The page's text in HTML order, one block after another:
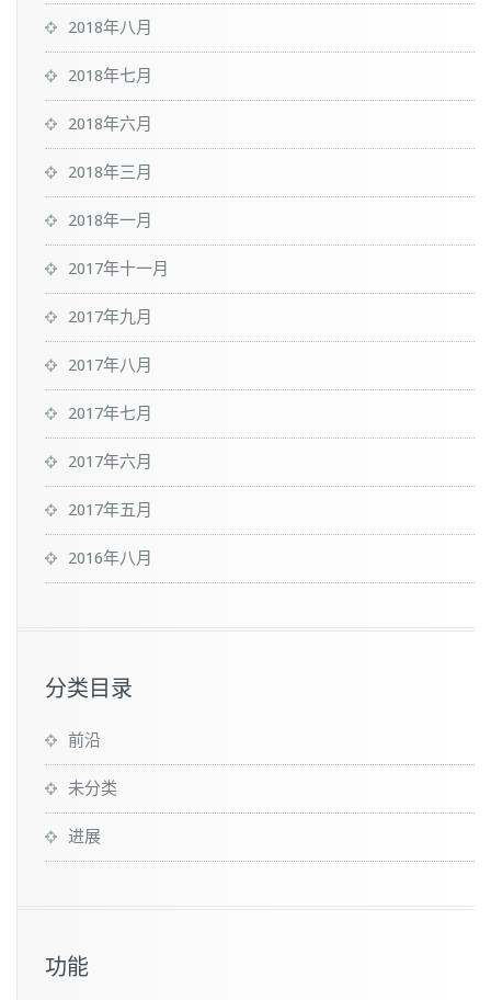
2018年八月
2018年七月
2018年六月
2018年三月
2018年一月
2017年十一月
2017年九月
2017年八月
2017年七月
2017年六月
2017年五月
2016年八月
分类目录
前沿
未分类
进展
功能